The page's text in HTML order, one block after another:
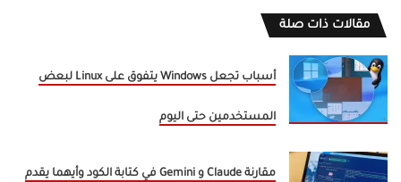
مقالات ذات صلة
أسباب تجعل Windows يتفوق على Linux لبعض
المستخدمين حتى اليوم
مقارنة Claude و Gemini في كتابة الكود وأيهما يقدم